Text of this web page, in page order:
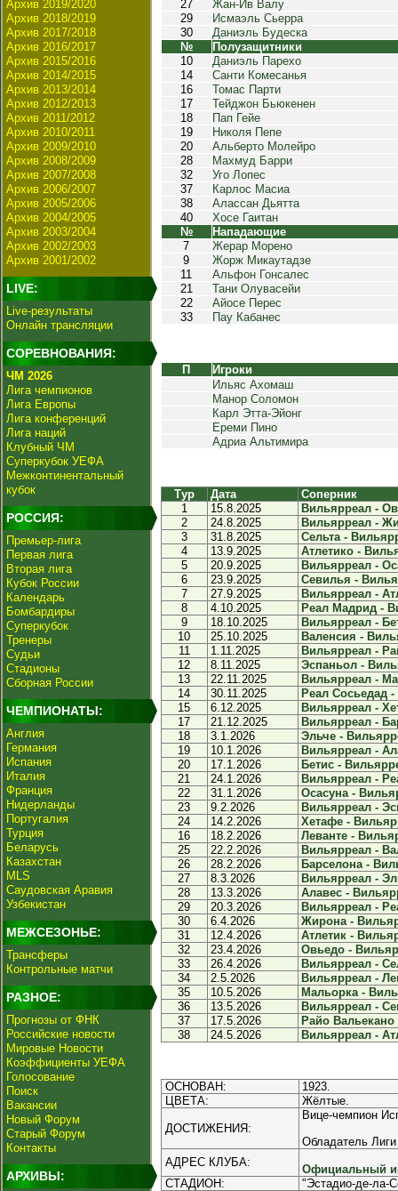
Архив 2019/2020
Архив 2018/2019
Архив 2017/2018
Архив 2016/2017
Архив 2015/2016
Архив 2014/2015
Архив 2013/2014
Архив 2012/2013
Архив 2011/2012
Архив 2010/2011
Архив 2009/2010
Архив 2008/2009
Архив 2007/2008
Архив 2006/2007
Архив 2005/2006
Архив 2004/2005
Архив 2003/2004
Архив 2002/2003
Архив 2001/2002
LIVE:
Live-результаты
Онлайн трансляции
СОРЕВНОВАНИЯ:
ЧМ 2026
Лига чемпионов
Лига Европы
Лига конференций
Лига наций
Клубный ЧМ
Суперкубок УЕФА
Межконтинентальный
кубок
РОССИЯ:
Премьер-лига
Первая лига
Вторая лига
Кубок России
Календарь
Бомбардиры
Суперкубок
Тренеры
Судьи
Стадионы
Сборная России
ЧЕМПИОНАТЫ:
Англия
Германия
Испания
Италия
Франция
Нидерланды
Португалия
Турция
Беларусь
Казахстан
MLS
Саудовская Аравия
Узбекистан
МЕЖСЕЗОНЬЕ:
Трансферы
Контрольные матчи
РАЗНОЕ:
Прогнозы от ФНК
Российские новости
Мировые Новости
Коэффициенты УЕФА
Голосование
Поиск
Вакансии
Новый Форум
Старый Форум
Контакты
АРХИВЫ:
27
Жан-Ив Валу
29
Исмаэль Сьерра
30
Даниэль Будеска
№
Полузащитники
10
Даниэль Парехо
14
Санти Комесанья
16
Томас Парти
17
Тейджон Бьюкенен
18
Пап Гейе
19
Николя Пепе
20
Альберто Молейро
28
Махмуд Барри
32
Уго Лопес
37
Карлос Масиа
38
Алассан Дьятта
40
Хосе Гаитан
№
Нападающие
7
Жерар Морено
9
Жорж Микаутадзе
11
Альфон Гонсалес
21
Тани Олувасейи
22
Айосе Перес
33
Пау Кабанес
П
Игроки
Ильяс Ахомаш
Манор Соломон
Карл Этта-Эйонг
Ереми Пино
Адриа Альтимира
Тур Дата
Соперник
1
15.8.2025
Вильярреал -
2
24.8.2025
Вильярреал -
3
31.8.2025
Сельта -
4
13.9.2025
Атлетико -
5
20.9.2025
Вильярреал -
6
23.9.2025
Севилья -
7
27.9.2025
Вильярреал -
8
4.10.2025
Реал Мадрид -
9
18.10.2025
Вильярреал -
10
25.10.2025
Валенсия -
11
1.11.2025
Вильярреал -
12
8.11.2025
Эспаньол -
13
22.11.2025
Вильярреал -
14
30.11.2025
Реал Сосьедад
15
6.12.2025
Вильярреал -
17
21.12.2025
Вильярреал -
18
3.1.2026
Эльче -
19
10.1.2026
Вильярреал -
20
17.1.2026
Бетис -
21
24.1.2026
Вильярреал -
22
31.1.2026
Осасуна -
23
9.2.2026
Вильярреал -
24
14.2.2026
Хетафе -
16
18.2.2026
Леванте -
25
22.2.2026
Вильярреал -
26
28.2.2026
Барселона -
27
8.3.2026
Вильярреал -
28
13.3.2026
Алавес -
29
20.3.2026
Вильярреал -
30
6.4.2026
Жирона -
31
12.4.2026
Атлетик -
32
23.4.2026
Овьедо -
33
26.4.2026
Вильярреал -
34
2.5.2026
Вильярреал -
35
10.5.2026
Мальорка -
36
13.5.2026
Вильярреал -
37
17.5.2026
Райо
38
24.5.2026 Вильярреал -
ОСНОВАН:
1923.
ЦВЕТА:
Жёлтые.
ДОСТИЖЕНИЯ:
Вице-чемпион
Обладатель
АДРЕС КЛУБА:
Официальный
СТАДИОН:
"Эстадио-де-ла-